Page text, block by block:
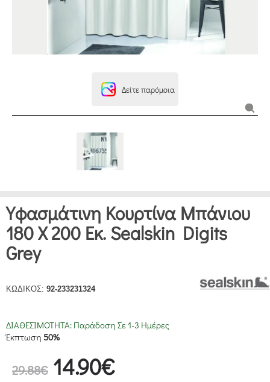
Δείτε παρόμοια
Υφασμάτινη Κουρτίνα Μπάνιου
180 X 200 Εκ. Sealskin Digits
Grey
ΚΩΔΙΚΟΣ: 92-233231324
ΔΙΑΘΕΣΙΜΟΤΗΤΑ: Παράδοση Σε 1-3 Ημέρες
Έκπτωση 50%
29.88€ 14.90€